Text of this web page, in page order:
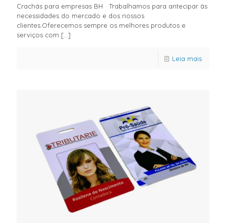
Crachás para empresas BH Trabalhamos para antecipar às
necessidades do mercado e dos nossos
clientes.Oferecemos sempre os melhores produtos e
serviços com […]
Leia mais